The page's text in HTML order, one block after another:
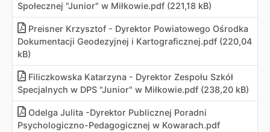
Społecznej "Junior" w Miłkowie.pdf (221,18 kB)
Preisner Krzysztof - Dyrektor Powiatowego Ośrodka
Dokumentacji Geodezyjnej i Kartograficznej.pdf (220,04
kB)
Filiczkowska Katarzyna - Dyrektor Zespołu Szkół
Specjalnych w DPS "Junior" w Miłkowie.pdf (238,20 kB)
Odelga Julita -Dyrektor Publicznej Poradni
Psychologiczno-Pedagogicznej w Kowarach.pdf